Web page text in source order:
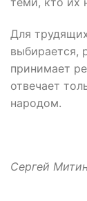
Для
выбирается,
принимает
отвечает
народом.
Сергей